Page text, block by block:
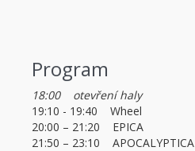
Program
18:00 otevření haly
19:10 - 19:40 Wheel
20:00 – 21:20 EPICA
21:50 – 23:10 APOCALYPTICA